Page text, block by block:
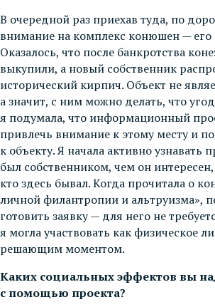
В очередной раз приехав туда, по
внимание на комплекс конюшен — его
Оказалось, что после банкротства
выкупили, а новый собственник
исторический кирпич. Объект не
а значит, с ним можно делать, что
я подумала, что информационный
привлечь внимание к этому месту и
к объекту. Я начала активно узнавать
был собственником, чем он
кто здесь бывал. Когда прочитала о
личной филантропии и альтруизма»,
готовить заявку — для него не
я могла участвовать как физическое
решающим моментом.
Каких социальных эффектов вы
с помощью проекта?